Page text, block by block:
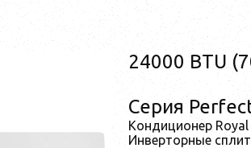
24000 BTU
Серия
Кондиционер Royal
Инверторные